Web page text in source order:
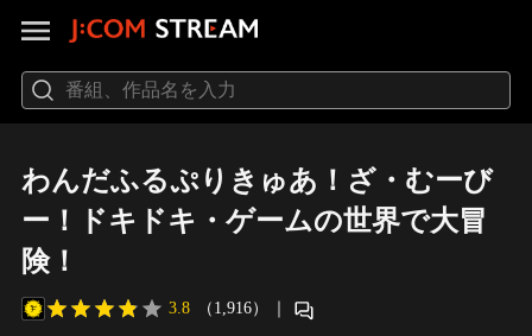
わんだふるぷりきゅあ！ざ・むーび
ー！ドキドキ・ゲームの世界で大冒
険！
3.8 （1,916） ｜